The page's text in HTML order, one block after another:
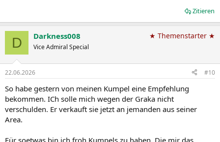
Zitieren
D Darkness008
Vice Admiral Special
★ Themenstarter ★
22.06.2026 #10
So habe gestern von meinen Kumpel eine Empfehlung
bekommen. ICh solle mich wegen der Graka nicht
verschulden. Er verkauft sie jetzt an jemanden aus seiner
Area.
Für soetwas bin ich froh Kumpels zu haben. Die mir das